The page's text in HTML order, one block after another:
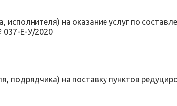
исполнителя) на оказание услуг по
037-Е-У/2020
подрядчика) на поставку пунктов